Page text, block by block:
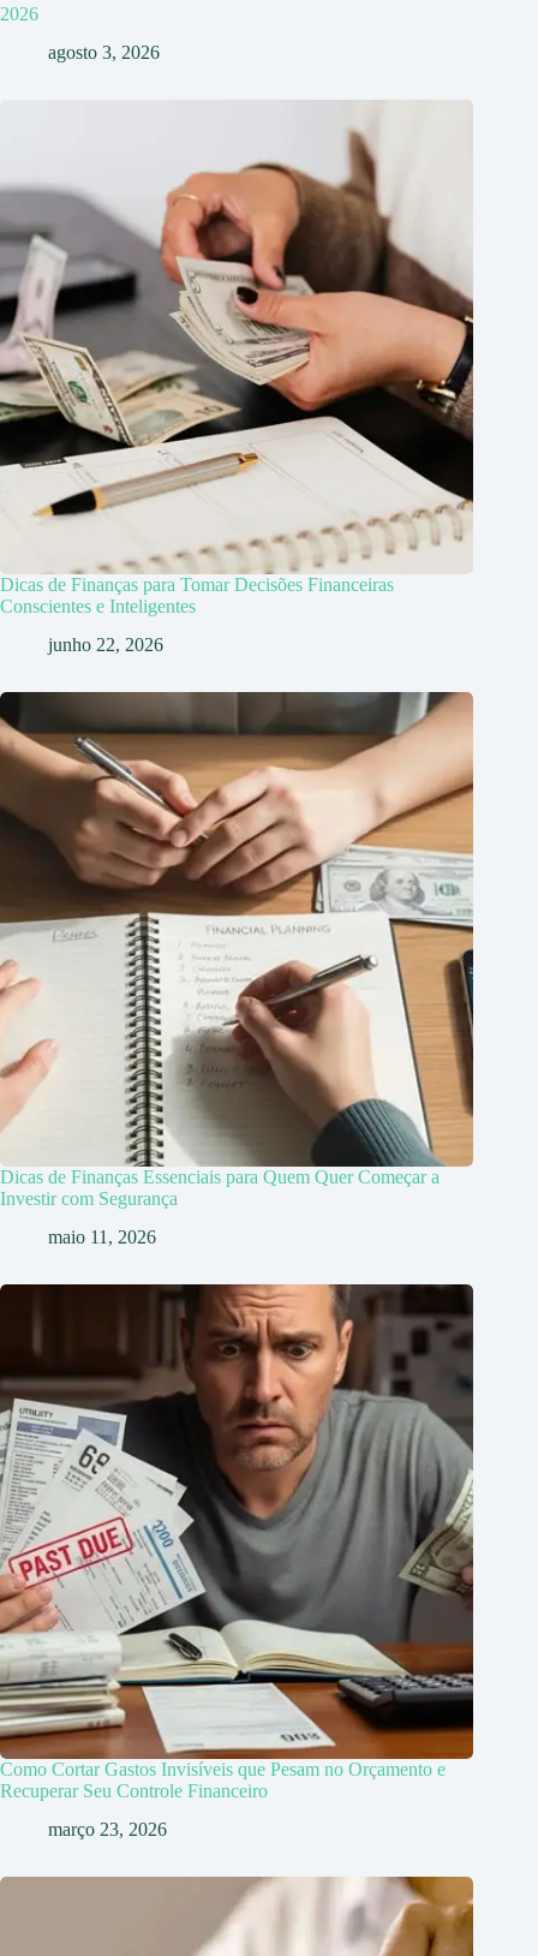
2026
agosto 3, 2026
Dicas de Finanças para Tomar Decisões Financeiras
Conscientes e Inteligentes
junho 22, 2026
Dicas de Finanças Essenciais para Quem Quer Começar a
Investir com Segurança
maio 11, 2026
Como Cortar Gastos Invisíveis que Pesam no Orçamento e
Recuperar Seu Controle Financeiro
março 23, 2026